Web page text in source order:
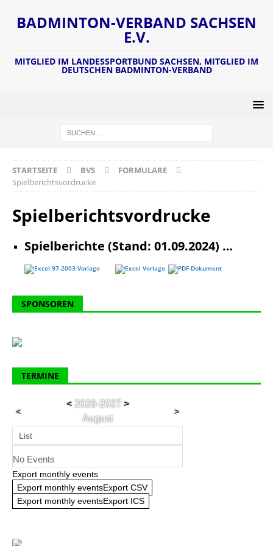
BADMINTON-VERBAND SACHSEN
E.V.
MITGLIED IM LANDESSPORTBUND SACHSEN, MITGLIED IM
DEUTSCHEN BADMINTON-VERBAND
STARTSEITE BVS
FORMULARE
Spielberichtsvordrucke
Spielberichtsvordrucke
Spielberichte (Stand: 01.09.2024) …
SPONSOREN
TERMINE
<
<2026-2027 >
August
>
List
No Events
Export monthly events
Export monthly eventsExport CSV
Export monthly eventsExport ICS